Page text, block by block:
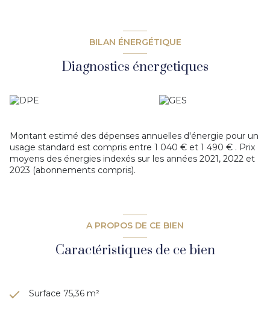
À l'étage, l'espace nuit dispose de 3 chambres avec
PRESTATIONS : - Très bonne performance énergétique (C)
(Année de construction 2012) - Climatisation réversible et
roulants motorisés.
Un garage aérien, une place de parking privée et un abri de
Appelez au 06 24 90 07 57 votre gone Raphaël. Agent
commercial RSAC de Lyon 849838420.
DPE : C, Charges annuelles de copropriété : 400 € Numéro
des lots n° 15, n° 19, n° 33 Les honoraires d'agence sont
intégralement à la charge du vendeur. Mandat n°1203.
BILAN ÉNERGÉTIQUE
Diagnostics énergetiques
Montant estimé des dépenses annuelles d'énergie pour un
usage standard est compris entre 1 040 € et 1 490 € . Prix
moyens des énergies indexés sur les années 2021, 2022 et
2023 (abonnements compris).
A PROPOS DE CE BIEN
Caractéristiques de ce bien
Surface 75,36 m²